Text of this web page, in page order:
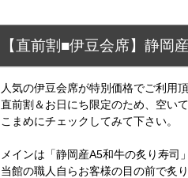
【直前割■伊豆会席】静岡
人気の伊豆会席が特別価格でご利用頂
直前割＆お日にち限定のため、空い
こまめにチェックしてみて下さい。
メインは「静岡産A5和牛の炙り寿司」
当館の職人自らお客様の目の前で炙